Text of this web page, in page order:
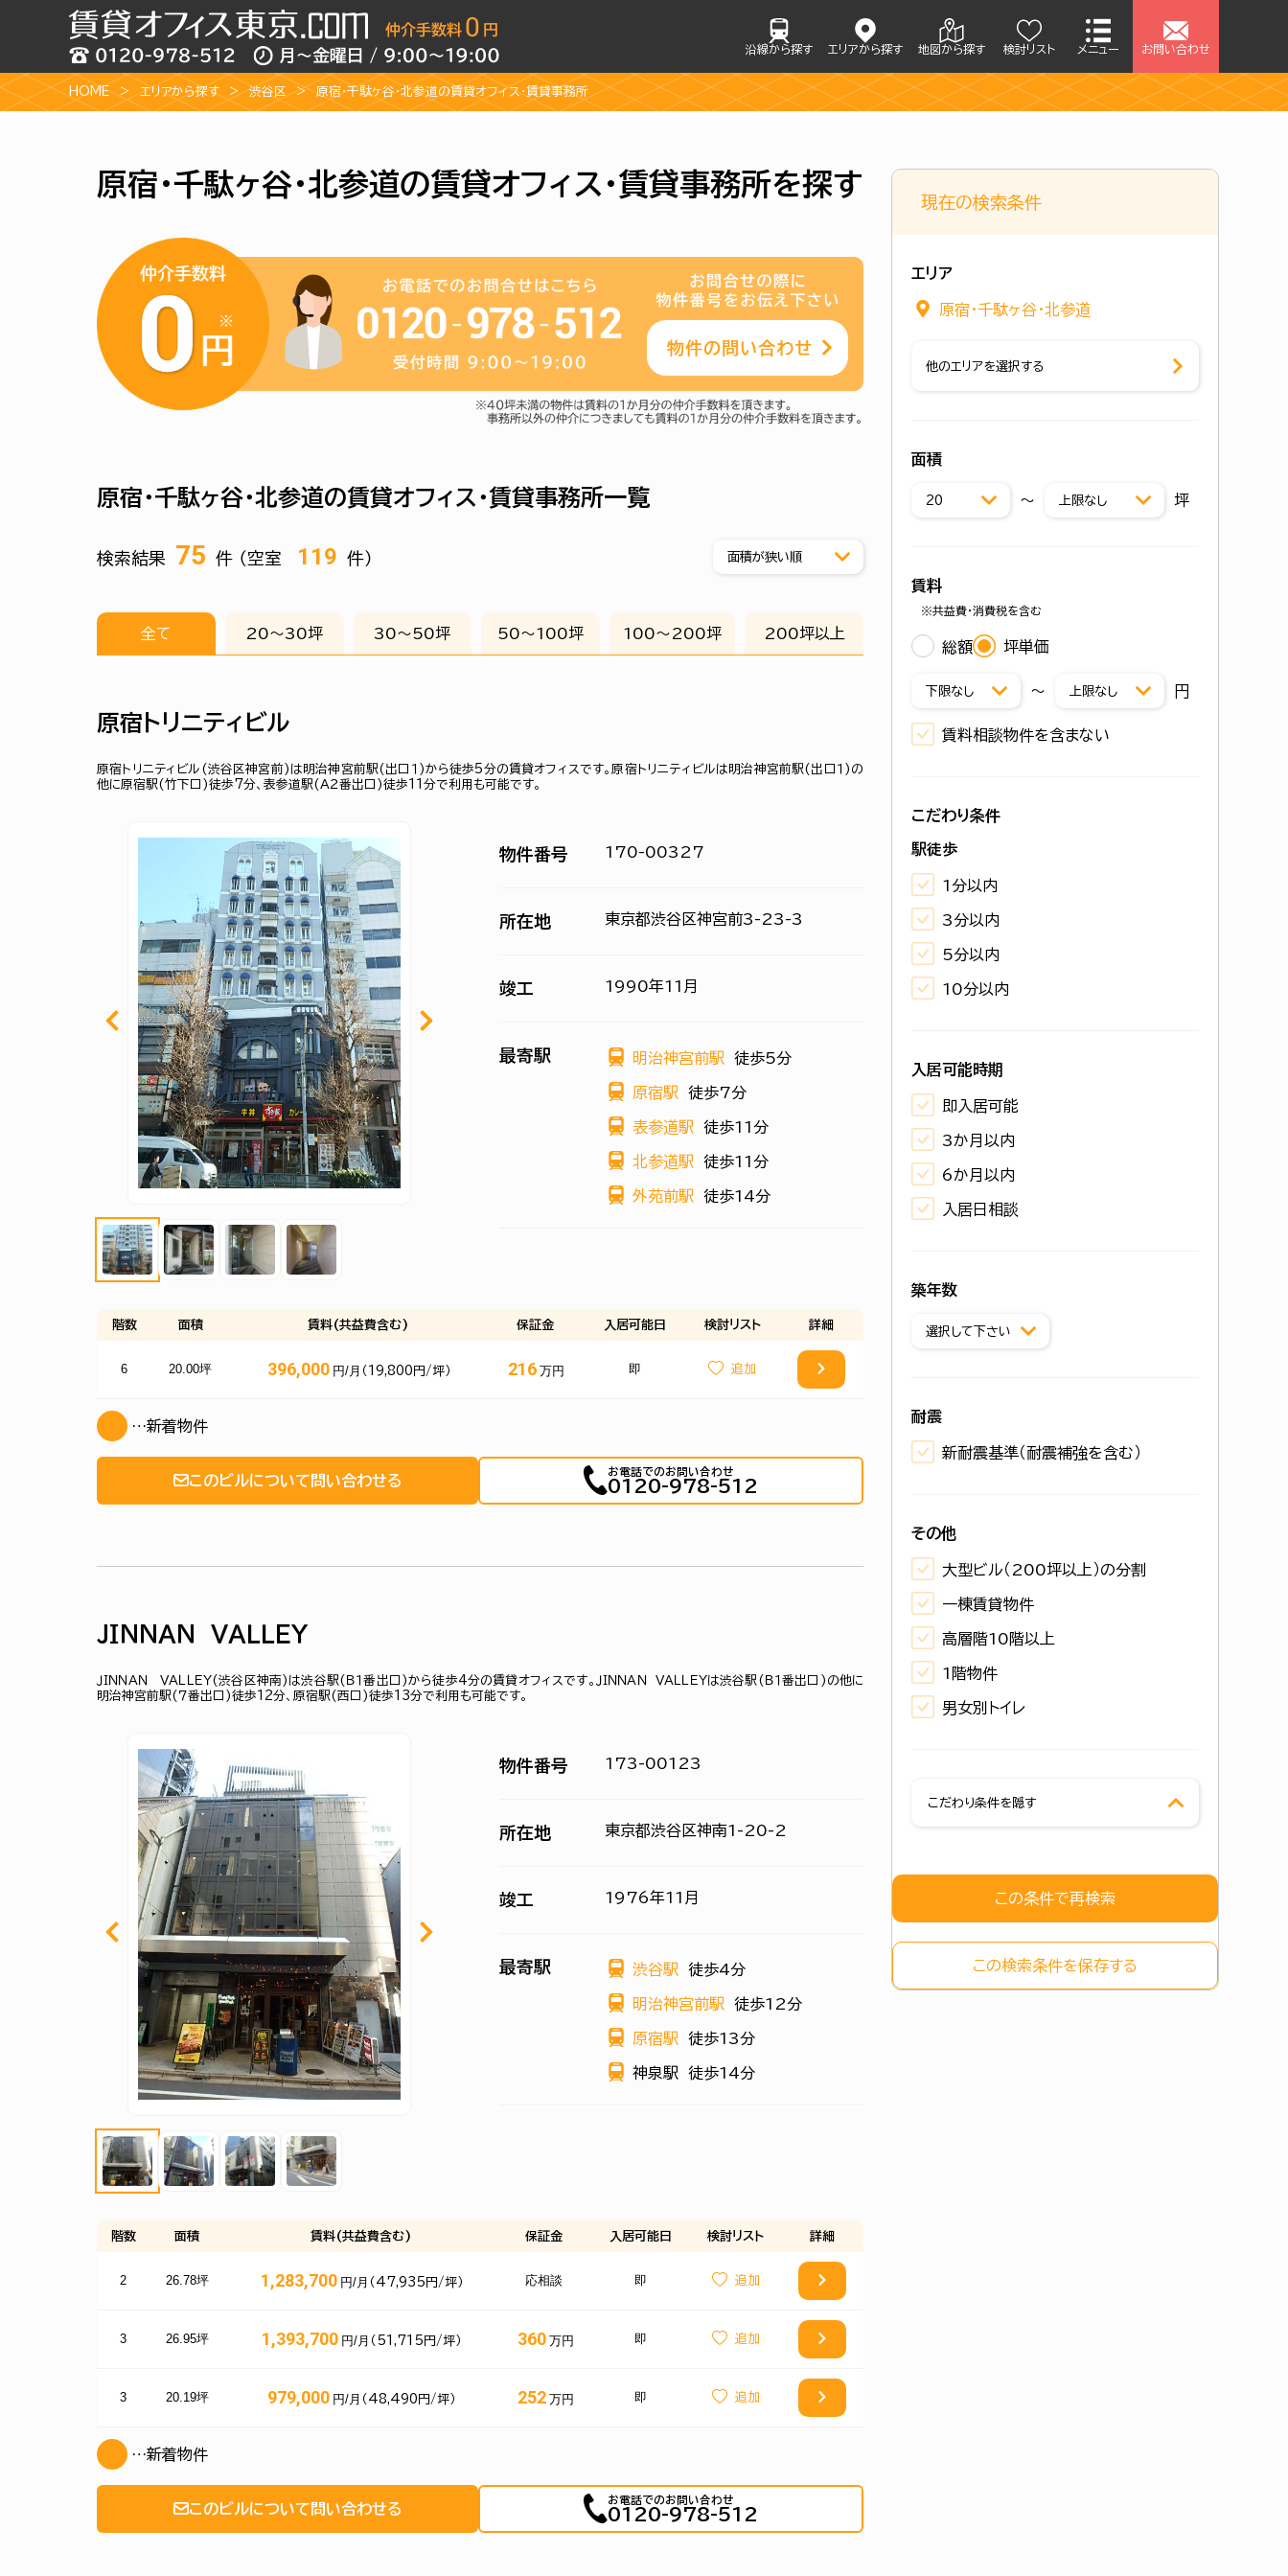
沿線から探す エリアから探す 地図から探す 検討リスト メニュー お問い合わせ
HOME エリアから探す 渋谷区 原宿・千駄ヶ谷・北参道の賃貸オフィス・賃貸事務所
原宿・千駄ヶ谷・北参道の賃貸オフィス・賃貸事務所を探す
原宿・千駄ヶ谷・北参道の賃貸オフィス・賃貸事務所一覧
検索結果 75 件 （空室 119 件）
全て 20〜30坪 30〜50坪 50〜100坪 100〜200坪 200坪以上
原宿トリニティビル
原宿トリニティビル(渋谷区神宮前)は明治神宮前駅(出口１)から徒歩5分の賃貸オフィスです。原宿トリニティビルは明治神宮前駅(出口１)の
他に原宿駅(竹下口)徒歩7分、表参道駅(Ａ２番出口)徒歩11分で利用も可能です。
物件番号 170-00327
所在地 東京都渋谷区神宮前3-23-3
竣工 1990年11月
最寄駅 明治神宮前駅 徒歩5分
原宿駅 徒歩7分
表参道駅 徒歩11分
北参道駅 徒歩11分
外苑前駅 徒歩14分
階数 面積 賃料(共益費含む) 保証金 入居可能日 検討リスト 詳細
6 20.00坪 396,000 円/月 （19,800円/坪） 216 万円 即
…新着物件
このビルについて問い合わせる
お電話でのお問い合わせ
0120-978-512
ＪＩＮＮＡＮ ＶＡＬＬＥＹ
ＪＩＮＮＡＮ ＶＡＬＬＥＹ(渋谷区神南)は渋谷駅(Ｂ１番出口)から徒歩4分の賃貸オフィスです。ＪＩＮＮＡＮ ＶＡＬＬＥＹは渋谷駅(Ｂ１番出口)の他に
明治神宮前駅(７番出口)徒歩12分、原宿駅(西口)徒歩13分で利用も可能です。
物件番号 173-00123
所在地 東京都渋谷区神南1-20-2
竣工 1976年11月
最寄駅 渋谷駅 徒歩4分
明治神宮前駅 徒歩12分
原宿駅 徒歩13分
神泉駅 徒歩14分
階数 面積 賃料(共益費含む) 保証金 入居可能日 検討リスト 詳細
2 26.78坪 1,283,700 円/月 （47,935円/坪） 応相談 即
3 26.95坪 1,393,700 円/月 （51,715円/坪） 360 万円 即
3 20.19坪 979,000 円/月 （48,490円/坪） 252 万円 即
…新着物件
このビルについて問い合わせる
お電話でのお問い合わせ
0120-978-512
現在の検索条件
エリア
原宿・千駄ヶ谷・北参道
他のエリアを選択する
面積
〜 坪
賃料
※共益費・消費税を含む
総額 坪単価
〜 円
賃料相談物件を含まない
こだわり条件
駅徒歩
1分以内
3分以内
5分以内
10分以内
入居可能時期
即入居可能
3か月以内
6か月以内
入居日相談
築年数
耐震
新耐震基準（耐震補強を含む）
その他
大型ビル（200坪以上）の分割
一棟賃貸物件
高層階10階以上
1階物件
男女別トイレ
こだわり条件を隠す
この条件で再検索
この検索条件を保存する